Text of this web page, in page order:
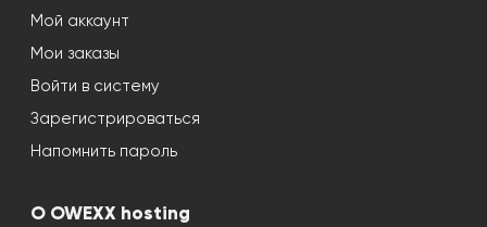
Мой аккаунт
Мои заказы
Войти в систему
Зарегистрироваться
Напомнить пароль
О OWEXX hosting